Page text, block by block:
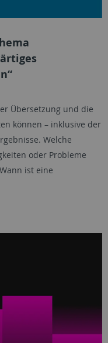
Übersetzung und die
können – inklusive der
Welche
oder Probleme
ist eine